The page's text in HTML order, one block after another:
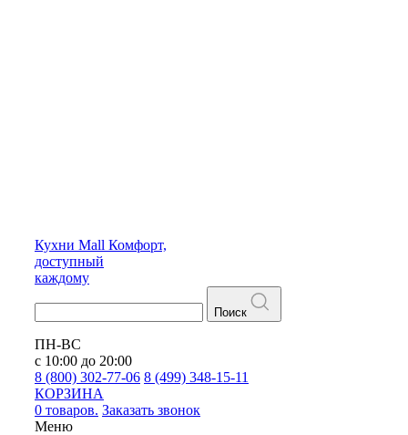
Кухни Mall Комфорт,
доступный
каждому
Поиск
ПН-ВС
с 10:00 до 20:00
8 (800) 302-77-06 8 (499) 348-15-11
КОРЗИНА
0 товаров. Заказать звонок
Меню